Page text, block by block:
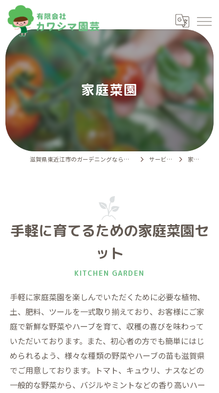
家庭菜園
滋賀県東近江市のガーデニングなら有限会社カワシマ園芸 サービス案内 家庭菜園
手軽に育てるための家庭菜園セ
ット
KITCHEN GARDEN
手軽に家庭菜園を楽しんでいただくために必要な植物、
土、肥料、ツールを一式取り揃えており、お客様にご家
庭で新鮮な野菜やハーブを育て、収穫の喜びを味わって
いただいております。また、初心者の方でも簡単にはじ
められるよう、様々な種類の野菜やハーブの苗も滋賀県
でご用意しております。トマト、キュウリ、ナスなどの
一般的な野菜から、バジルやミントなどの香り高いハー